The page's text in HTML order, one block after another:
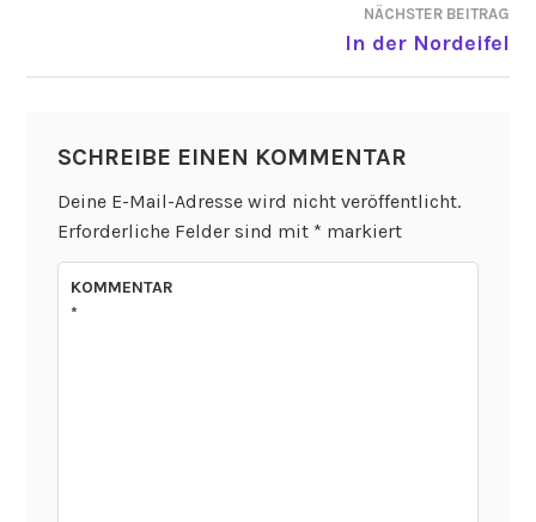
NÄCHSTER BEITRAG
In der Nordeifel
SCHREIBE EINEN KOMMENTAR
Deine E-Mail-Adresse wird nicht veröffentlicht.
Erforderliche Felder sind mit * markiert
KOMMENTAR
*